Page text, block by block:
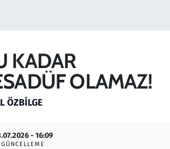
KADAR
OLAMAZ!
ÖZBILGE
- 16:09
GÜNCELLEME